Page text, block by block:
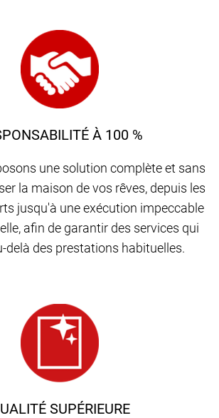
SUPÉRIEURE
À 100 %
une solution complète et sans
la maison de vos rêves, depuis les
jusqu'à une exécution impeccable
afin de garantir des services qui
delà des prestations habituelles.